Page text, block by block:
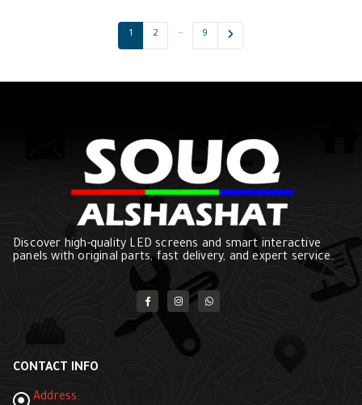
1 2 … 9
Discover high-quality LED screens and smart interactive
panels with original parts, fast delivery, and expert service.
CONTACT INFO
Address: